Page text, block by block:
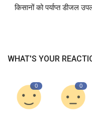
किसानों को पर्याप्त डीजल
WHAT'S YOUR
0 0